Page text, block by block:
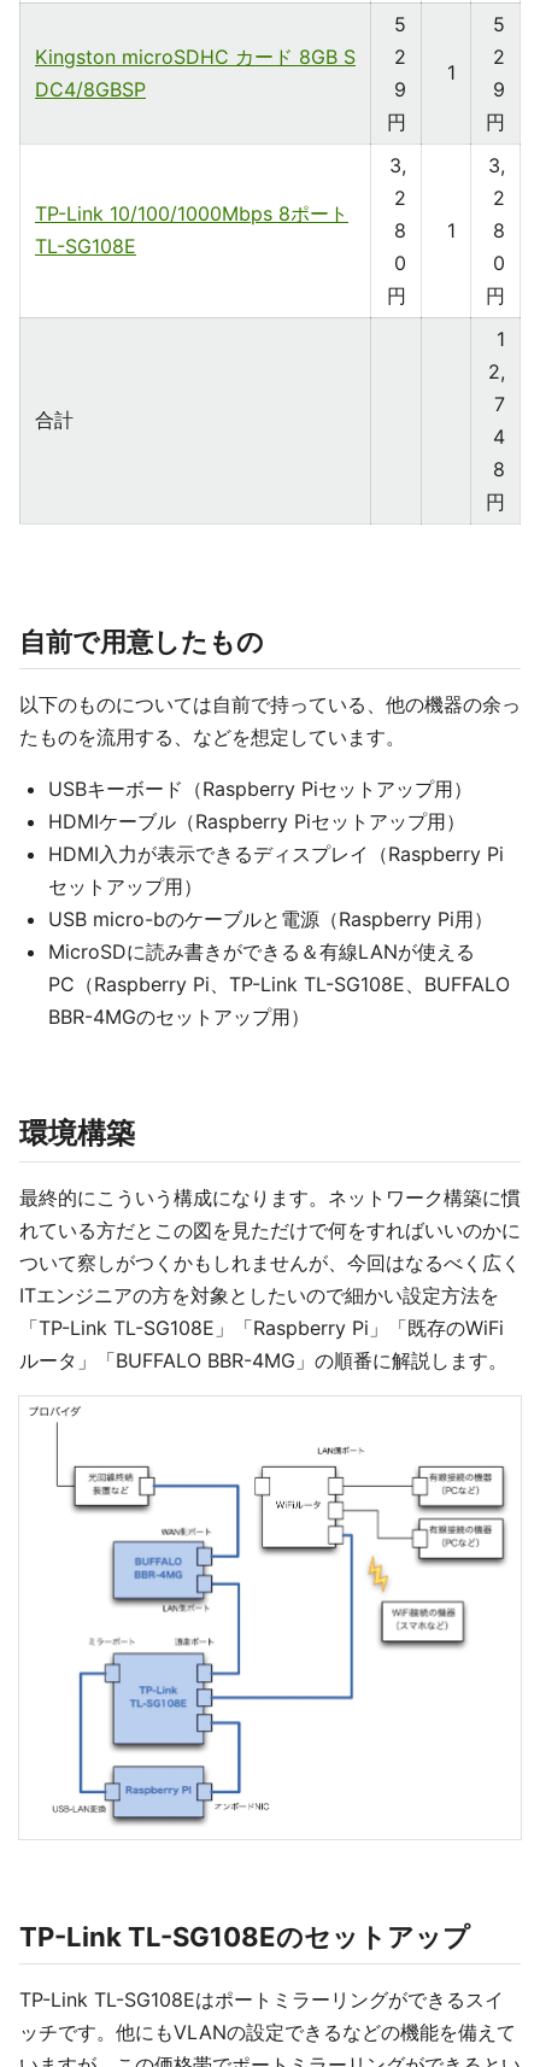
Kingston microSDHC カード 8GB S
DC4/8GBSP
5
2
9
円
1
5
2
9
円
TP-Link 10/100/1000Mbps 8ポート
TL-SG108E
3,
2
8
0
円
1
3,
2
8
0
円
合計
1
2,
7
4
8
円
自前で用意したもの
以下のものについては自前で持っている、他の機器の余っ
たものを流用する、などを想定しています。
USBキーボード（Raspberry Piセットアップ用）
HDMIケーブル（Raspberry Piセットアップ用）
HDMI入力が表示できるディスプレイ（Raspberry Pi
セットアップ用）
USB micro-bのケーブルと電源（Raspberry Pi用）
MicroSDに読み書きができる＆有線LANが使える
PC（Raspberry Pi、TP-Link TL-SG108E、BUFFALO
BBR-4MGのセットアップ用）
環境構築
最終的にこういう構成になります。ネットワーク構築に慣
れている方だとこの図を見ただけで何をすればいいのかに
ついて察しがつくかもしれませんが、今回はなるべく広く
ITエンジニアの方を対象としたいので細かい設定方法を
「TP-Link TL-SG108E」「Raspberry Pi」「既存のWiFi
ルータ」「BUFFALO BBR-4MG」の順番に解説します。
TP-Link TL-SG108Eのセットアップ
TP-Link TL-SG108Eはポートミラーリングができるスイ
ッチです。他にもVLANの設定できるなどの機能を備えて